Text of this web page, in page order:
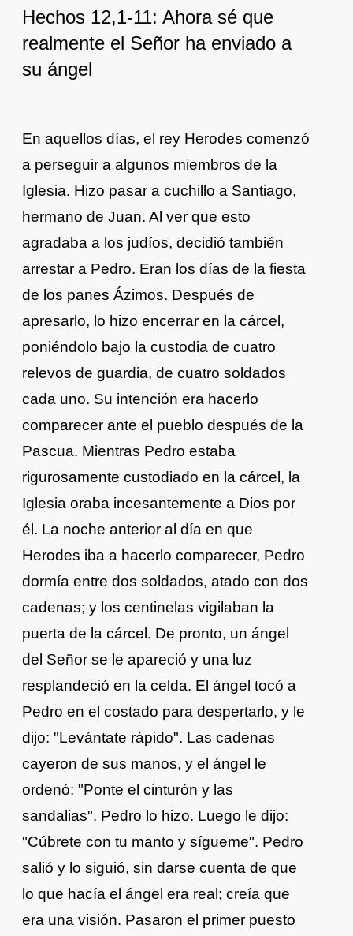
Hechos 12,1-11: Ahora sé que
realmente el Señor ha enviado a
su ángel
En aquellos días, el rey Herodes comenzó
a perseguir a algunos miembros de la
Iglesia. Hizo pasar a cuchillo a Santiago,
hermano de Juan. Al ver que esto
agradaba a los judíos, decidió también
arrestar a Pedro. Eran los días de la fiesta
de los panes Ázimos. Después de
apresarlo, lo hizo encerrar en la cárcel,
poniéndolo bajo la custodia de cuatro
relevos de guardia, de cuatro soldados
cada uno. Su intención era hacerlo
comparecer ante el pueblo después de la
Pascua. Mientras Pedro estaba
rigurosamente custodiado en la cárcel, la
Iglesia oraba incesantemente a Dios por
él. La noche anterior al día en que
Herodes iba a hacerlo comparecer, Pedro
dormía entre dos soldados, atado con dos
cadenas; y los centinelas vigilaban la
puerta de la cárcel. De pronto, un ángel
del Señor se le apareció y una luz
resplandeció en la celda. El ángel tocó a
Pedro en el costado para despertarlo, y le
dijo: "Levántate rápido". Las cadenas
cayeron de sus manos, y el ángel le
ordenó: "Ponte el cinturón y las
sandalias". Pedro lo hizo. Luego le dijo:
"Cúbrete con tu manto y sígueme". Pedro
salió y lo siguió, sin darse cuenta de que
lo que hacía el ángel era real; creía que
era una visión. Pasaron el primer puesto